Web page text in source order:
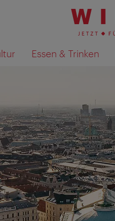
Essen & Trinken